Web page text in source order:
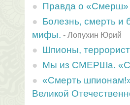
Правда о «Смерш»
Болезнь, смерть и
мифы. - Лопухин Юрий
Шпионы,
Мы из СМЕРШа.
«Смерть
Великой